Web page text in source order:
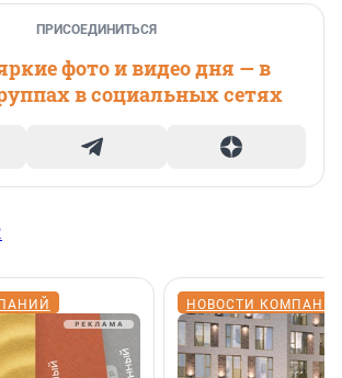
ПРИСОЕДИНИТЬСЯ
фото и видео дня — в
в социальных сетях
НОВОСТИ